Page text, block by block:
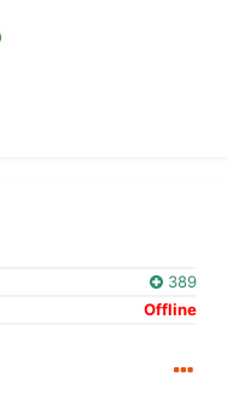
389
Offline